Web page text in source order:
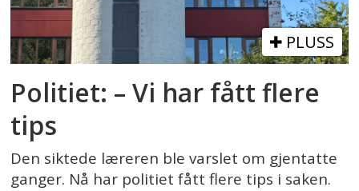
PLUSS
Politiet: – Vi har fått flere
tips
Den siktede læreren ble varslet om gjentatte
ganger. Nå har politiet fått flere tips i saken.